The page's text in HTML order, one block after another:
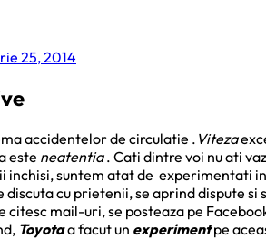
25, 2014
accidentelor de circulatie .Viteza
este neatentia. Cati dintre voi nu ati
inchisi, suntem atat de experimentati
discuta cu prietenii, se aprind dispute
citesc mail-uri, se posteaza pe
Toyotaa facut un experimentpe